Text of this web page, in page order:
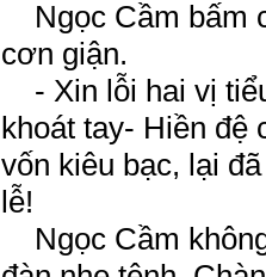
Ngọc Cầm bấm
cơn giận.
- Xin lỗi hai vị
khoát tay- Hiền đệ
vốn kiêu bạc, lại
lễ!
Ngọc Cầm